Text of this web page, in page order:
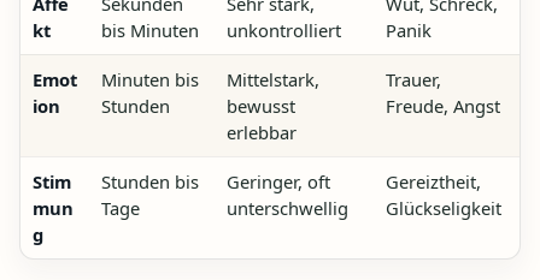
kt
bis Minuten
unkontrolliert
Panik
Emot
ion
Minuten bis
Stunden
Mittelstark,
bewusst
erlebbar
Trauer,
Freude, Angst
Stim
mun
g
Stunden bis
Tage
Geringer, oft
unterschwellig
Gereiztheit,
Glückseligkeit